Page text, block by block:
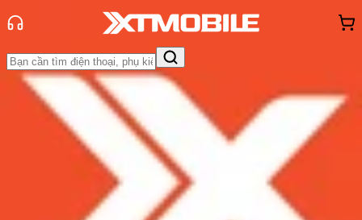
Trang chủ
Tin tức
Tư vấn
Đánh Giá - Trên TaySo Sánh Tư vấnKhuyến
Hỏi đáp App - Game Thông báo
hàng - Sự kiện